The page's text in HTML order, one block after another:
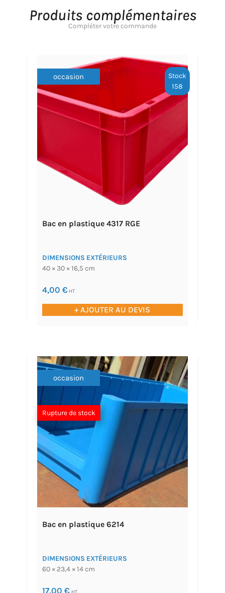
Produits complémentaires
Compléter votre commande
occasion
Stock
158
Bac en plastique 4317 RGE
DIMENSIONS EXTÉRIEURS
40 × 30 × 16,5 cm
4,00 € HT
+ AJOUTER AU DEVIS
occasion
Rupture de stock
Bac en plastique 6214
DIMENSIONS EXTÉRIEURS
60 × 23,4 × 14 cm
17,00 €